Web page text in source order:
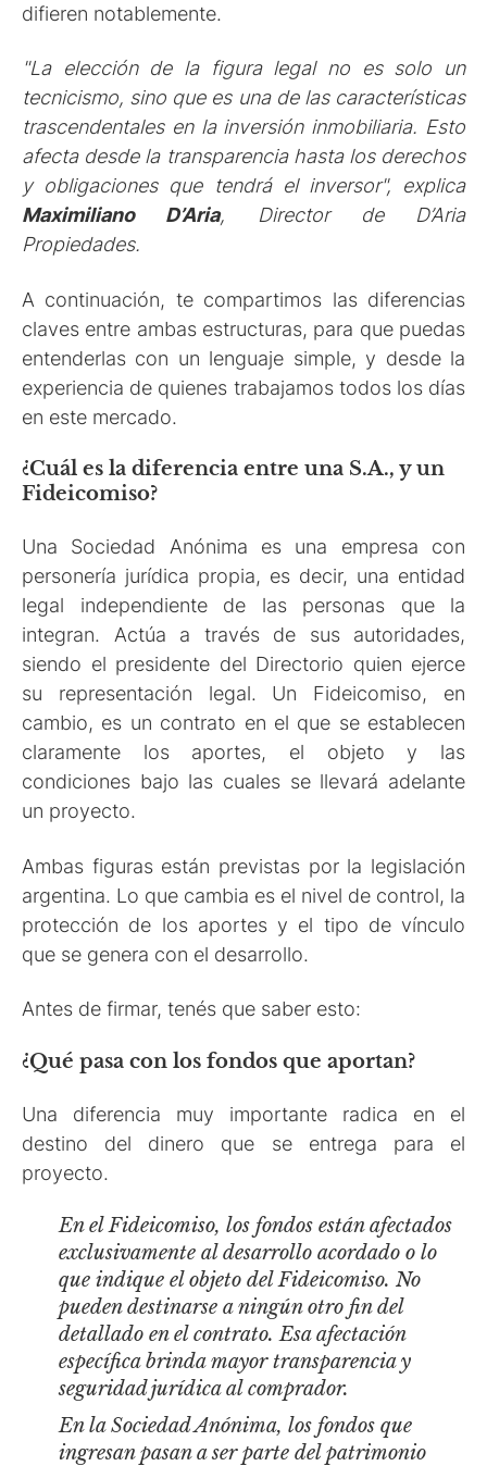
difieren notablemente.
"La elección de la figura legal no es solo un
tecnicismo, sino que es una de las características
trascendentales en la inversión inmobiliaria. Esto
afecta desde la transparencia hasta los derechos
y obligaciones que tendrá el inversor", explica
Maximiliano D’Aria, Director de D’Aria
Propiedades.
A continuación, te compartimos las diferencias
claves entre ambas estructuras, para que puedas
entenderlas con un lenguaje simple, y desde la
experiencia de quienes trabajamos todos los días
en este mercado.
¿Cuál es la diferencia entre una S.A., y un
Fideicomiso?
Una Sociedad Anónima es una empresa con
personería jurídica propia, es decir, una entidad
legal independiente de las personas que la
integran. Actúa a través de sus autoridades,
siendo el presidente del Directorio quien ejerce
su representación legal. Un Fideicomiso, en
cambio, es un contrato en el que se establecen
claramente los aportes, el objeto y las
condiciones bajo las cuales se llevará adelante
un proyecto.
Ambas figuras están previstas por la legislación
argentina. Lo que cambia es el nivel de control, la
protección de los aportes y el tipo de vínculo
que se genera con el desarrollo.
Antes de firmar, tenés que saber esto:
¿Qué pasa con los fondos que aportan?
Una diferencia muy importante radica en el
destino del dinero que se entrega para el
proyecto.
En el Fideicomiso, los fondos están afectados
exclusivamente al desarrollo acordado o lo
que indique el objeto del Fideicomiso. No
pueden destinarse a ningún otro fin del
detallado en el contrato. Esa afectación
específica brinda mayor transparencia y
seguridad jurídica al comprador.
En la Sociedad Anónima, los fondos que
ingresan pasan a ser parte del patrimonio